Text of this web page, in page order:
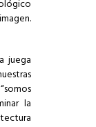
juega
la